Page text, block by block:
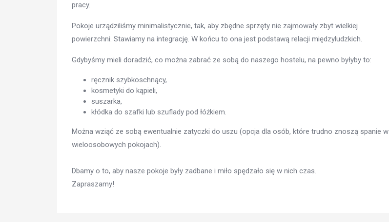
pracy.
Pokoje urządziliśmy minimalistycznie, tak, aby zbędne sprzęty nie zajmowały zbyt wielkiej
powierzchni. Stawiamy na integrację. W końcu to ona jest podstawą relacji międzyludzkich.
Gdybyśmy mieli doradzić, co można zabrać ze sobą do naszego hostelu, na pewno byłyby to:
ręcznik szybkoschnący,
kosmetyki do kąpieli,
suszarka,
kłódka do szafki lub szuflady pod łóżkiem.
Można wziąć ze sobą ewentualnie zatyczki do uszu (opcja dla osób, które trudno znoszą spanie w
wieloosobowych pokojach).
Dbamy o to, aby nasze pokoje były zadbane i miło spędzało się w nich czas.
Zapraszamy!